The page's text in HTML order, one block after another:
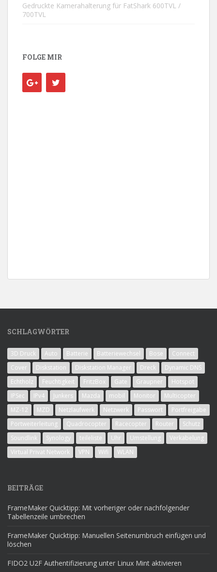
Gedruckte Kamerahalterung für FatShark 600TVL /
700TVL
FOLGE MIR
SCHLAGWÖRTER
3D Druck Auto Batterie Batteriewechsel Bose
Connect
Cover
Diskstation Diskstation Manager Dreck
Dynamic DNS
Echtholz
Feuchtigkeit FritzBox Gate Graupner
Hotspot
IPSec
IPv4 Junkers Mazda mobil Monitor
Multicopter
MZ-12
MZD Netzlaufwerk Netzwerk Passwort
Portfreigabe
Portweiterleitung
Quadrocopter Racecopter Router
Schutz
Soundlink
Synology teileliste Uhr Umstellung
Verkabelung
Virtual Privat Network
VPN Wifi WLAN
BEITRÄGE
FrameMaker Quicktipp: Mit vorheriger oder nachfolgender
Tabellenzeile umbrechen
FrameMaker Quicktipp: Manuellen Seitenumbruch einfügen und
löschen
FIDO2 U2F Authentifizierung unter Linux Mint aktivieren